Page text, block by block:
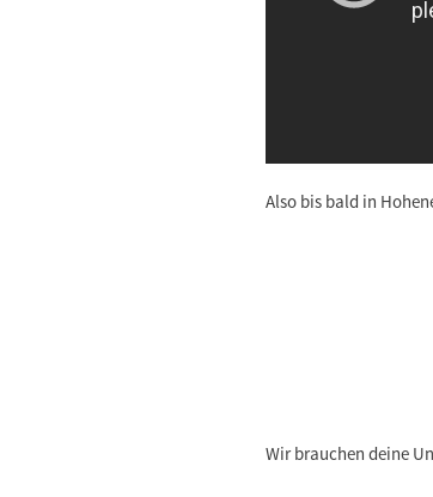
Also bis bald in
Wir brauchen deine